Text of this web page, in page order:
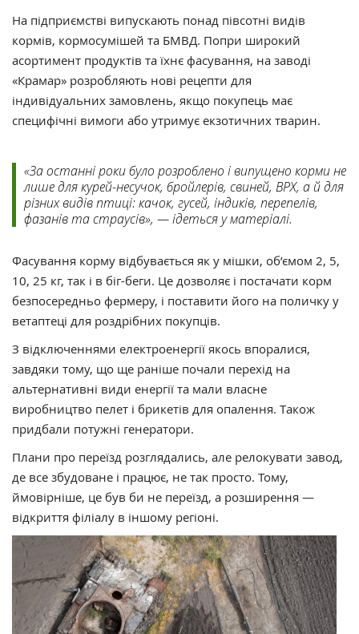
На підприємстві випускають понад півсотні видів
кормів, кормосумішей та БМВД. Попри широкий
асортимент продуктів та їхнє фасування, на заводі
«Крамар» розробляють нові рецепти для
індивідуальних замовлень, якщо покупець має
специфічні вимоги або утримує екзотичних тварин.
«За останні роки було розроблено і випущено корми не
лише для курей-несучок, бройлерів, свиней, ВРХ, а й для
різних видів птиці: качок, гусей, індиків, перепелів,
фазанів та страусів», — ідеться у матеріалі.
Фасування корму відбувається як у мішки, об’ємом 2, 5,
10, 25 кг, так і в біг-беги. Це дозволяє і постачати корм
безпосередньо фермеру, і поставити його на поличку у
ветаптеці для роздрібних покупців.
З відключеннями електроенергії якось впоралися,
завдяки тому, що ще раніше почали перехід на
альтернативні види енергії та мали власне
виробництво пелет і брикетів для опалення. Також
придбали потужні генератори.
Плани про переїзд розглядались, але релокувати завод,
де все збудоване і працює, не так просто. Тому,
ймовірніше, це був би не переїзд, а розширення —
відкриття філіалу в іншому регіоні.